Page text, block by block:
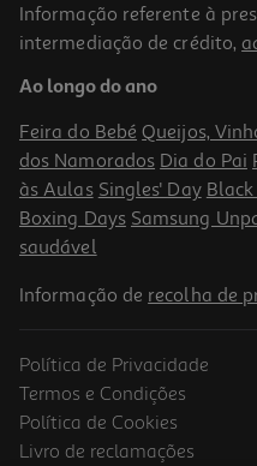
Auriculares Tws Qilive Q.1468
14.99 €/un
14,99 €
Informação referente à
intermediação de crédito,
Ao longo do ano
Feira do Bebé Queijos,
dos Namorados Dia do Pai
às Aulas Singles' Day
Boxing Days Samsung
saudável
Informação de recolha de
Política de Privacidade
Termos e Condições
Política de Cookies
Livro de reclamações